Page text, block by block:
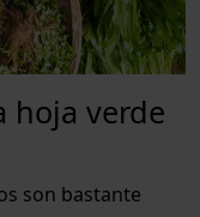
hoja verde
son bastante